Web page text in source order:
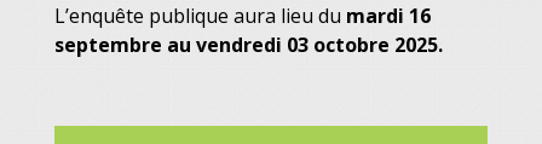
L’enquête publique aura lieu du mardi 16
septembre au vendredi 03 octobre 2025.